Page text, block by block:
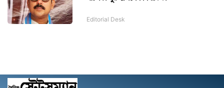
Editorial Desk